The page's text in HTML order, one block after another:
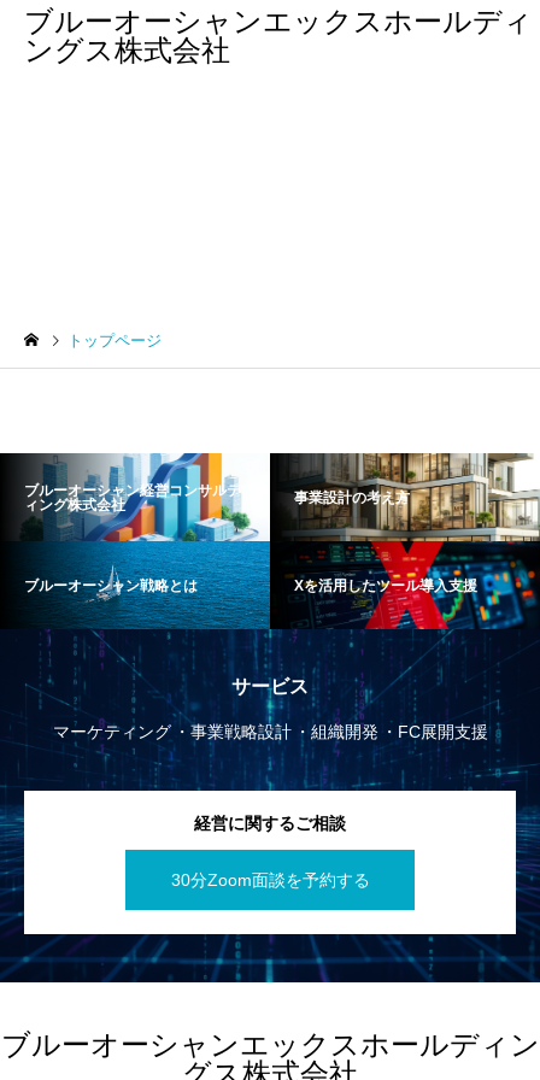
ブルーオーシャンエックスホールディ
ングス株式会社
トップページ
ブルーオーシャン経営コンサルテ
ィング株式会社
事業設計の考え方
ブルーオーシャン戦略とは Xを活用したツール導入支援
サービス
マーケティング 事業戦略設計 組織開発 FC展開支援
経営に関するご相談
30分Zoom面談を予約する
ブルーオーシャンエックスホールディン
グス株式会社